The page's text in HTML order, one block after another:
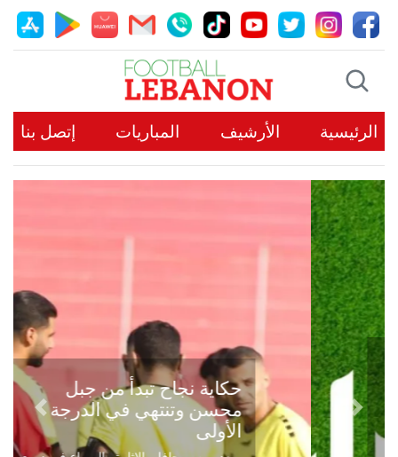
الرئيسية الأرشيف المباريات إتصل بنا
حكاية نجاح تبدأ من جبل
محسن وتنتهي في الدرجة
الأولىPrevious
Next